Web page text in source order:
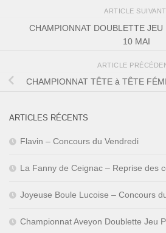
ARTICLE SUIVANT
CHAMPIONNAT DOUBLETTE JEU
10 MAI
ARTICLE
CHAMPIONNAT TÊTE à TÊTE
ARTICLES RÉCENTS
Flavin – Concours du Vendredi
La Fanny de Ceignac – Reprise des
Joyeuse Boule Lucoise – Concours
Championnat Aveyon Doublette Jeu